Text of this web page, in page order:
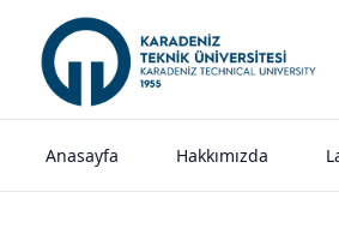
Anasayfa Hakkımızda